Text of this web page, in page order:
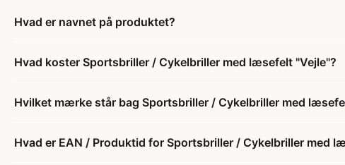
Hvad er navnet på produktet?
Hvad koster Sportsbriller / Cykelbriller med læsefelt "Vejle"?
Hvilket mærke står bag Sportsbriller / Cykelbriller med
Hvad er EAN / Produktid for Sportsbriller / Cykelbriller med